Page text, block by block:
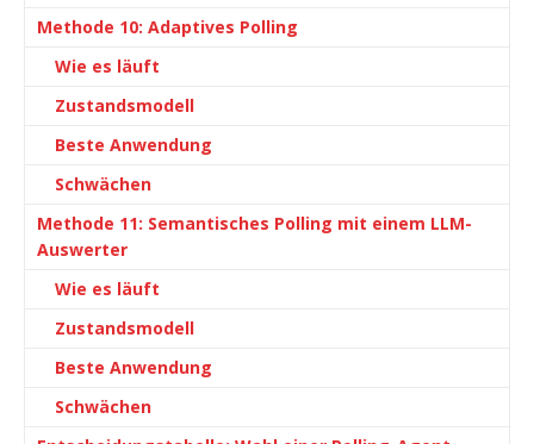
Methode 10: Adaptives Polling
Wie es läuft
Zustandsmodell
Beste Anwendung
Schwächen
Methode 11: Semantisches Polling mit einem LLM-
Auswerter
Wie es läuft
Zustandsmodell
Beste Anwendung
Schwächen